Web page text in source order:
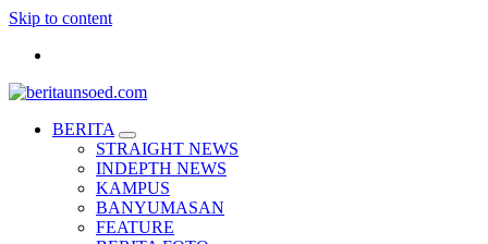
Skip to content
Pemandu Wawasan Almamater
BERITA
STRAIGHT NEWS
INDEPTH NEWS
KAMPUS
BANYUMASAN
FEATURE